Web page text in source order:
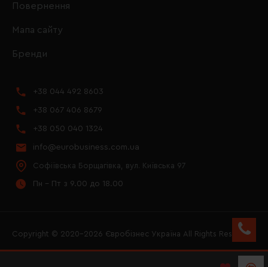
Повернення
Мапа сайту
Бренди
+38 044 492 8603
+38 067 406 8679
+38 050 040 1324
info@eurobusiness.com.ua
Софіївська Борщагівка, вул. Київська 97
Пн - Пт з 9.00 до 18.00
Copyright © 2020–2026 Євробізнес Україна All Rights Reserved